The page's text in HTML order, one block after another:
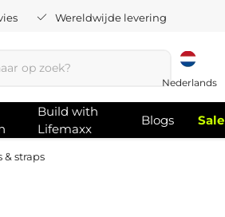
Wereldwijde levering
Nederlands
Build with
Lifemaxx
Blogs Sale
& straps